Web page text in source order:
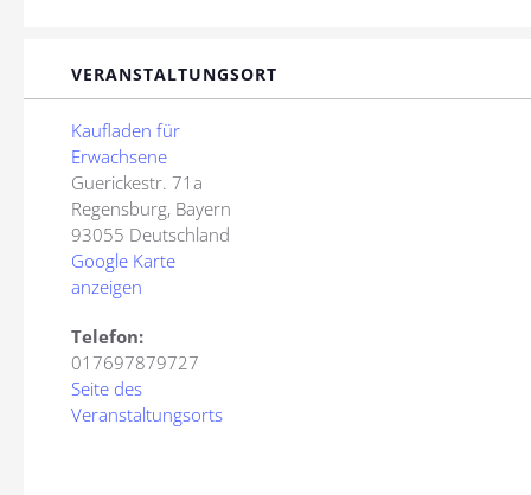
VERANSTALTUNGSORT
Kaufladen für
Erwachsene
Guerickestr. 71a
Regensburg, Bayern
93055 Deutschland
Google Karte
anzeigen
Telefon:
017697879727
Seite des
Veranstaltungsorts